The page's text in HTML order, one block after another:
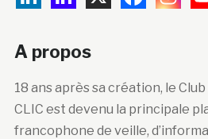
A propos
18 ans après sa création, le
CLIC est devenu la principale
francophone de veille,